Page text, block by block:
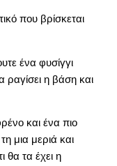
που βρίσκεται
ένα φυσίγγι
ραγίσει η βάση και
και ένα πιο
μια μεριά και
θα τα έχει η